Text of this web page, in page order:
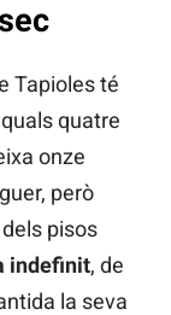
Tapioles té
quatre
onze
però
pisos
indefinit, de
la seva